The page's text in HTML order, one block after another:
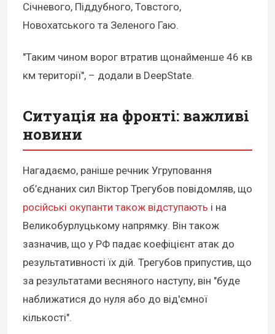
Січневого, Піддубного, Товстого,
Новохатського та Зеленого Гаю.
"Таким чином ворог втратив щонайменше 46 кв
км території", – додали в DeepState.
Ситуація на фронті: важливі
новини
Нагадаємо, раніше речник Угруповання
об’єднаних сил Віктор Трегубов повідомляв, що
російські окупанти також відступають і на
Великобурлуцькому напрямку. Він також
зазначив, що у РФ падає коефіцієнт атак до
результативності їх дій. Трегубов припустив, що
за результатами весняного наступу, він "буде
наближатися до нуля або до від'ємної
кількості".